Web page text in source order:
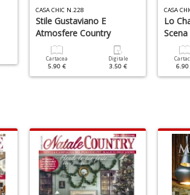
CASA CHIC N.228
Stile Gustaviano E
Atmosfere Country
Cartacea
5.90 €
Digitale
3.50 €
CASA
Lo
Scena
6.90